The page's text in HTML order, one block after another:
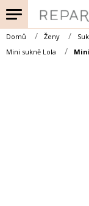
na
obsah
Domů Ženy
Mini sukně Lola